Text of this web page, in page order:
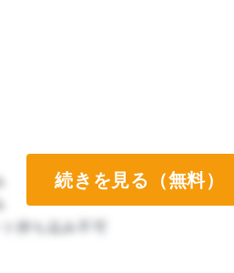
持ち込み不可
続きを見る（無料）